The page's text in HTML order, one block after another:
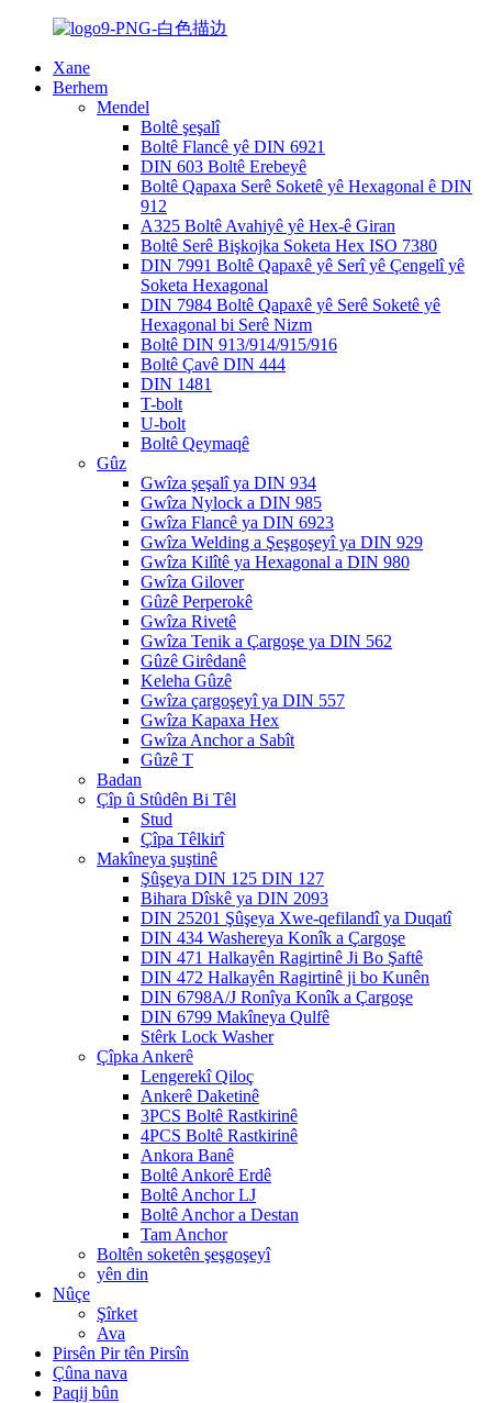
Xane
Berhem
Mendel
Boltê şeşalî
Boltê Flancê yê DIN 6921
DIN 603 Boltê Erebeyê
Boltê Qapaxa Serê Soketê yê Hexagonal ê DIN
912
A325 Boltê Avahiyê yê Hex-ê Giran
Boltê Serê Bişkojka Soketa Hex ISO 7380
DIN 7991 Boltê Qapaxê yê Serî yê Çengelî yê
Soketa Hexagonal
DIN 7984 Boltê Qapaxê yê Serê Soketê yê
Hexagonal bi Serê Nizm
Boltê DIN 913/914/915/916
Boltê Çavê DIN 444
DIN 1481
T-bolt
U-bolt
Boltê Qeymaqê
Gûz
Gwîza şeşalî ya DIN 934
Gwîza Nylock a DIN 985
Gwîza Flancê ya DIN 6923
Gwîza Welding a Şeşgoşeyî ya DIN 929
Gwîza Kilîtê ya Hexagonal a DIN 980
Gwîza Gilover
Gûzê Perperokê
Gwîza Rivetê
Gwîza Tenik a Çargoşe ya DIN 562
Gûzê Girêdanê
Keleha Gûzê
Gwîza çargoşeyî ya DIN 557
Gwîza Kapaxa Hex
Gwîza Anchor a Sabît
Gûzê T
Badan
Çîp û Stûdên Bi Têl
Stud
Çîpa Têlkirî
Makîneya şuştinê
Şûşeya DIN 125 DIN 127
Bihara Dîskê ya DIN 2093
DIN 25201 Şûşeya Xwe-qefilandî ya Duqatî
DIN 434 Washereya Konîk a Çargoşe
DIN 471 Halkayên Ragirtinê Ji Bo Şaftê
DIN 472 Halkayên Ragirtinê ji bo Kunên
DIN 6798A/J Ronîya Konîk a Çargoşe
DIN 6799 Makîneya Qulfê
Stêrk Lock Washer
Çîpka Ankerê
Lengerekî Qiloç
Ankerê Daketinê
3PCS Boltê Rastkirinê
4PCS Boltê Rastkirinê
Ankora Banê
Boltê Ankorê Erdê
Boltê Anchor LJ
Boltê Anchor a Destan
Tam Anchor
Boltên soketên şeşgoşeyî
yên din
Nûçe
Şîrket
Ava
Pirsên Pir tên Pirsîn
Çûna nava
Paqij bûn